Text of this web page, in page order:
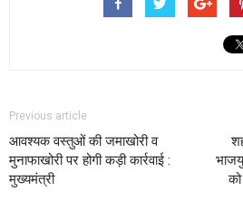
Previous article
आवश्यक वस्तुओं की जमाखोरी व
मुनाफाखोरी पर होगी कड़ी कार्रवाई :
मुख्यमंत्री